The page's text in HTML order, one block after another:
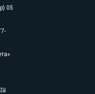
05